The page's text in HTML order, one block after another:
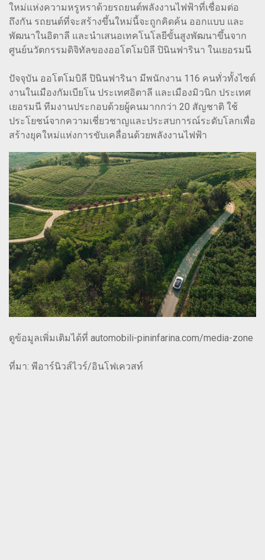
ใหม่แห่งความหรูหราด้วยรถยนต์พลังงานไฟฟ้าที่เชื่อมต่อ
ถึงกัน รถยนต์ที่จะสร้างขึ้นใหม่นี้จะถูกคิดค้น ออกแบบ และ
พัฒนาในอิตาลี และนำเสนอเทคโนโลยีขั้นสูงพัฒนาขึ้นจาก
ศูนย์นวัตกรรมดิจิทัลของออโตโมบิลี ปินินฟารินา ในเยอรมนี
ปัจจุบัน ออโตโมบิลี ปินินฟารินา มีพนักงาน 116 คนทั่วทั้งไซต์
งานในเมืองกัมเบียโน ประเทศอิตาลี และเมืองมิวนิก ประเทศ
เยอรมนี ทีมงานประกอบด้วยผู้คนมากกว่า 20 สัญชาติ ใช้
ประโยชน์จากความเชี่ยวชาญและประสบการณ์ระดับโลกเพื่อ
สร้างยุคใหม่แห่งการขับเคลื่อนด้วยพลังงานไฟฟ้า
ดูข้อมูลเพิ่มเติมได้ที่ automobili-pininfarina.com/media-zone
ที่มา: พีอาร์นิวส์ไวร์/อินโฟเควสท์